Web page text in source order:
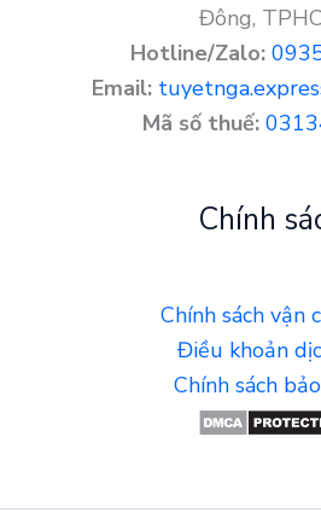
Đông,
Hotline/Zalo:
Email:
Mã số thuế:
Chính
Chính sách vận
Điều khoản
Chính sách